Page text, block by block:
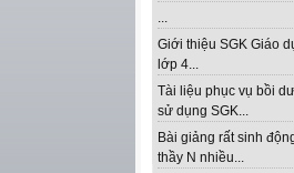
...
Giới thiệu SGK Giáo
lớp 4...
Tài liệu phục vụ bồi
sử dụng SGK...
Bài giảng rất sinh
thầy N nhiều...